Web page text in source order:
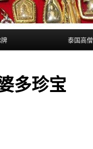
泰国高僧
多珍宝